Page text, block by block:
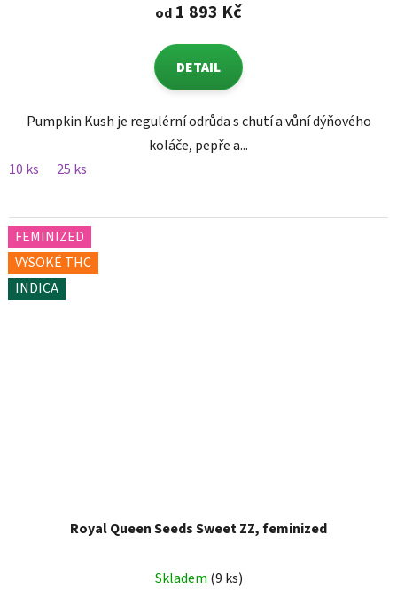
od 1 893 Kč
DETAIL
Pumpkin Kush je regulérní odrůda s chutí a vůní dýňového
koláče, pepře a...
10 ks
25 ks
FEMINIZED
VYSOKÉ THC
INDICA
Royal Queen Seeds Sweet ZZ, feminized
Skladem (9 ks)